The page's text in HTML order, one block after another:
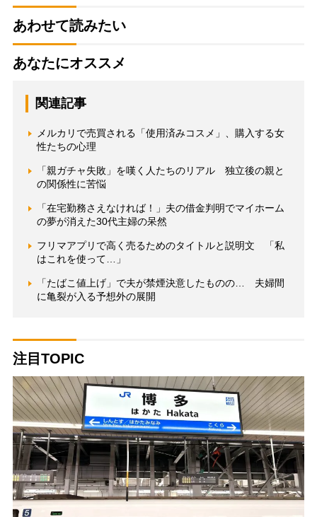
あわせて読みたい
あなたにオススメ
関連記事
メルカリで売買される「使用済みコスメ」、購入する女
性たちの心理
「親ガチャ失敗」を嘆く人たちのリアル 独立後の親と
の関係性に苦悩
「在宅勤務さえなければ！」夫の借金判明でマイホーム
の夢が消えた30代主婦の呆然
フリマアプリで高く売るためのタイトルと説明文 「私
はこれを使って…」
「たばこ値上げ」で夫が禁煙決意したものの… 夫婦間
に亀裂が入る予想外の展開
注目TOPIC